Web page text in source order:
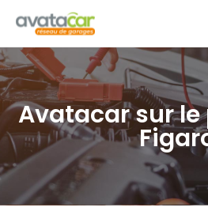
Avatacar sur